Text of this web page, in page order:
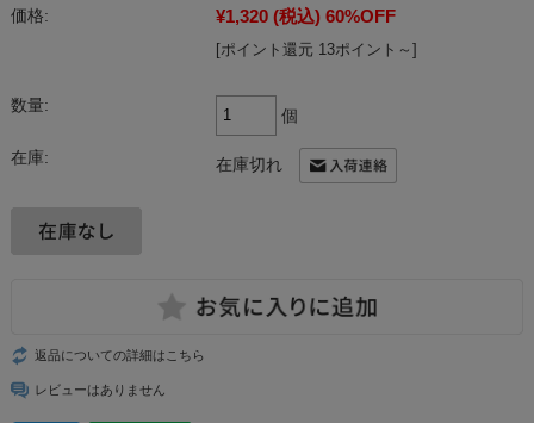
価格:
¥1,320 (税込) 60%OFF
[ポイント還元 13ポイント～]
数量:
個
在庫: 在庫切れ
返品についての詳細はこちら
レビューはありません